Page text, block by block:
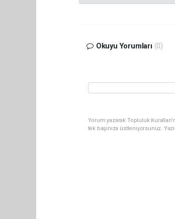
Okuyu Yorumları (0)
Yorum yazarak Topluluk
tek başınıza üstleniyorsunuz.